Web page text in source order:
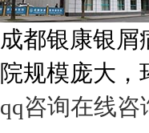
成都银康银
院规模庞大，
qq咨询在线咨